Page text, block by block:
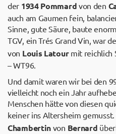
der 1934 Pommard von den
auch am Gaumen fein,
Sinne, gute Säure, baute
TGV, ein Trés Grand Vin, war
von Louis Latourmit reichlich
– WT96.
Und damit waren wir bei den
vielleicht noch ein Jahr
Menschen hätte von diesen
keiner ins Altersheim
Chambertin von Bernard